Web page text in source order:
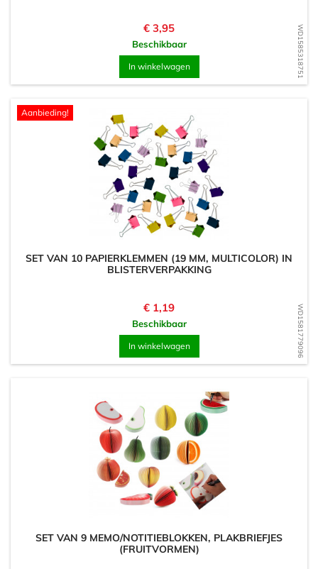
WD1585318751
Prijs
€ 3,95
Beschikbaar
In winkelwagen
WD1581779096
Aanbieding!
SET VAN 10 PAPIERKLEMMEN (19 MM, MULTICOLOR) IN
BLISTERVERPAKKING
Prijs
€ 1,19
Beschikbaar
In winkelwagen
SET VAN 9 MEMO/NOTITIEBLOKKEN, PLAKBRIEFJES
(FRUITVORMEN)